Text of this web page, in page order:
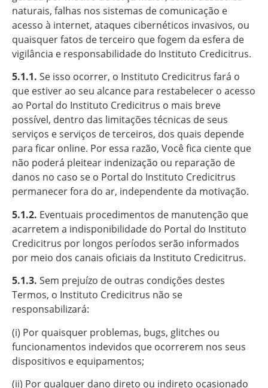
naturais, falhas nos sistemas de comunicação e
acesso à internet, ataques cibernéticos invasivos, ou
quaisquer fatos de terceiro que fogem da esfera de
vigilância e responsabilidade do Instituto Credicitrus.
5.1.1. Se isso ocorrer, o Instituto Credicitrus fará o
que estiver ao seu alcance para restabelecer o acesso
ao Portal do Instituto Credicitrus o mais breve
possível, dentro das limitações técnicas de seus
serviços e serviços de terceiros, dos quais depende
para ficar online. Por essa razão, Você fica ciente que
não poderá pleitear indenização ou reparação de
danos no caso se o Portal do Instituto Credicitrus
permanecer fora do ar, independente da motivação.
5.1.2. Eventuais procedimentos de manutenção que
acarretem a indisponibilidade do Portal do Instituto
Credicitrus por longos períodos serão informados
por meio dos canais oficiais da Instituto Credicitrus.
5.1.3. Sem prejuízo de outras condições destes
Termos, o Instituto Credicitrus não se
responsabilizará:
(i) Por quaisquer problemas, bugs, glitches ou
funcionamentos indevidos que ocorrerem nos seus
dispositivos e equipamentos;
(ii) Por qualquer dano direto ou indireto ocasionado